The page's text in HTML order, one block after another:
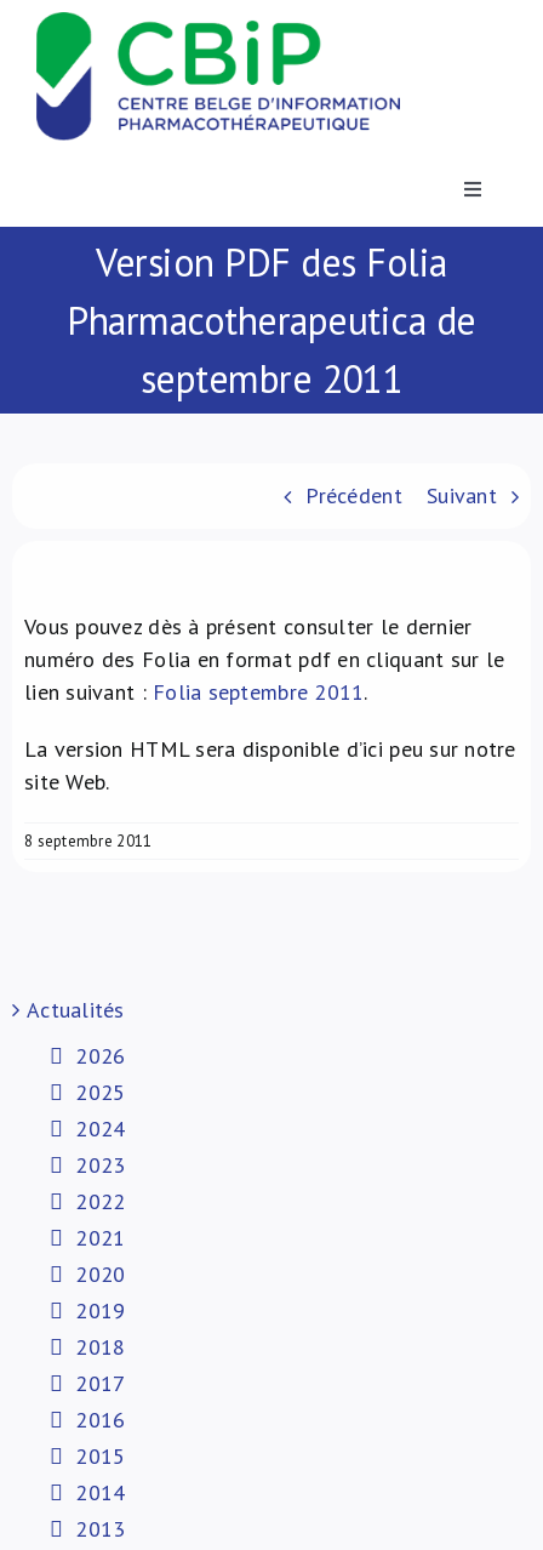
Passer
contenu
Toggle
Actualités
Publications
Formations
NL
Version PDF des Folia
Pharmacotherapeutica de
septembre 2011
Précédent Suivant
Vous pouvez dès à présent consulter le dernier
numéro des Folia en format pdf en cliquant sur le
lien suivant : Folia septembre 2011.
La version HTML sera disponible d’ici peu sur notre
site Web.
8 septembre 2011
Actualités
2026
2025
2024
2023
2022
2021
2020
2019
2018
2017
2016
2015
2014
2013